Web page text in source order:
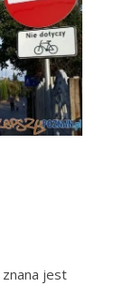
znana jest